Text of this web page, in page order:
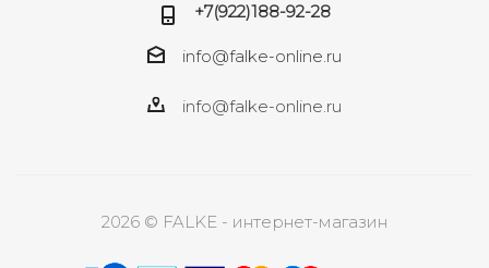
+7(922)188-92-28
info@falke-online.ru
info@falke-online.ru
2026 © FALKE - интернет-магазин